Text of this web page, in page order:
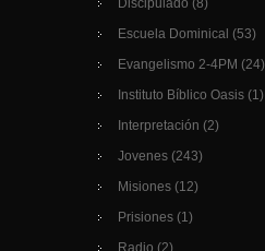
Discipulado (8)
Escuela Dominical (53)
Evangelismo 2-4PM (24)
Instituto Bíblico Oasis (1)
Interpretación (2)
Jovenes (243)
Misiones (12)
Prisiones (1)